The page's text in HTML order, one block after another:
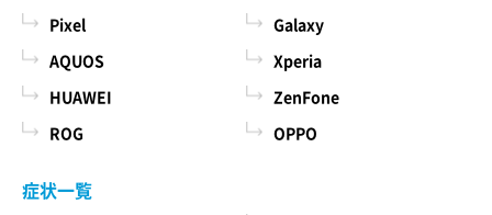
Pixel
Galaxy
AQUOS
Xperia
HUAWEI
ZenFone
ROG
OPPO
症状一覧